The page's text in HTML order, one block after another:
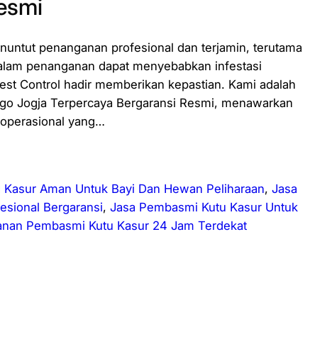
penanganan profesional dan terjamin, terutama
penanganan dapat menyebabkan infestasi
Control hadir memberikan kepastian. Kami adalah
Jogja Terpercaya Bergaransi Resmi, menawarkan
yang…
Aman Untuk Bayi Dan Hewan Peliharaan, Jasa
Bergaransi, Jasa Pembasmi Kutu Kasur Untuk
Pembasmi Kutu Kasur 24 Jam Terdekat